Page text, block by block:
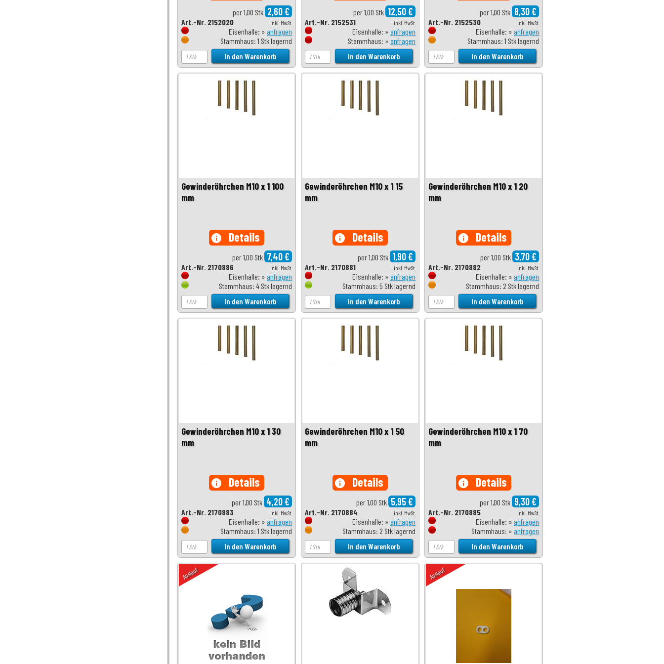
per 1,00 Stk 2,60 €
inkl. MwSt.
Art.-Nr. 2152020
Eisenhalle: » anfragen
Stammhaus: 1 Stk lagernd
per 1,00 Stk 12,50 €
inkl. MwSt.
Art.-Nr. 2152531
Eisenhalle: » anfragen
Stammhaus: » anfragen
per 1,00 Stk 8,30 €
inkl. MwSt.
Art.-Nr. 2152530
Eisenhalle: » anfragen
Stammhaus: 1 Stk lagernd
Gewinderöhrchen M10 x 1 100
mm
info Details
per 1,00 Stk 7,40 €
inkl. MwSt.
Art.-Nr. 2170886
Eisenhalle: » anfragen
Stammhaus: 4 Stk lagernd
Gewinderöhrchen M10 x 1 15
mm
info Details
per 1,00 Stk 1,90 €
inkl. MwSt.
Art.-Nr. 2170881
Eisenhalle: » anfragen
Stammhaus: 5 Stk lagernd
Gewinderöhrchen M10 x 1 20
mm
info Details
per 1,00 Stk 3,70 €
inkl. MwSt.
Art.-Nr. 2170882
Eisenhalle: » anfragen
Stammhaus: 2 Stk lagernd
Gewinderöhrchen M10 x 1 30
mm
info Details
per 1,00 Stk 4,20 €
inkl. MwSt.
Art.-Nr. 2170883
Eisenhalle: » anfragen
Stammhaus: 1 Stk lagernd
Gewinderöhrchen M10 x 1 50
mm
info Details
per 1,00 Stk 5,95 €
inkl. MwSt.
Art.-Nr. 2170884
Eisenhalle: » anfragen
Stammhaus: 2 Stk lagernd
Gewinderöhrchen M10 x 1 70
mm
info Details
per 1,00 Stk 9,30 €
inkl. MwSt.
Art.-Nr. 2170885
Eisenhalle: » anfragen
Stammhaus: » anfragen
Auslauf Auslauf